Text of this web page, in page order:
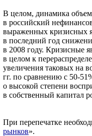
В целом, динамика
в российский
выраженных кризисных
в последний год
в 2008 году. Кризисные
в целом к
увеличения таковых на
гг. по сравнению с 50-
о высокой степени
в собственный капитал
При перепечатке
рынков».